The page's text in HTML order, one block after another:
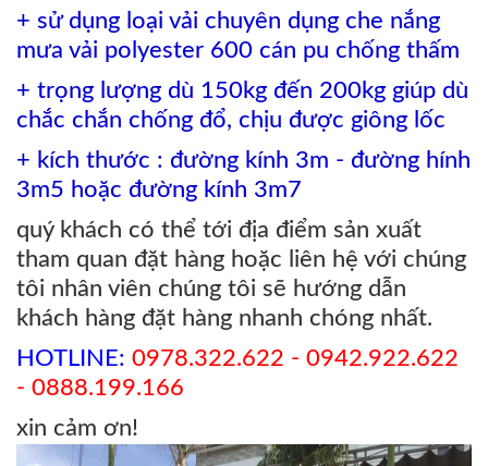
+ sử dụng loại vải chuyên dụng che nắng
mưa vải polyester 600 cán pu chống thấm
+ trọng lượng dù 150kg đến 200kg giúp dù
chắc chắn chống đổ, chịu được giông lốc
+ kích thước : đường kính 3m - đường hính
3m5 hoặc đường kính 3m7
quý khách có thể tới địa điểm sản xuất
tham quan đặt hàng hoặc liên hệ với chúng
tôi nhân viên chúng tôi sẽ hướng dẫn
khách hàng đặt hàng nhanh chóng nhất.
HOTLINE: 0978.322.622 - 0942.922.622
- 0888.199.166
xin cảm ơn!